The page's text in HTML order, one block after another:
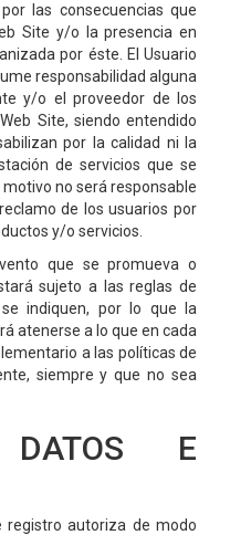
las consecuencias que
Site y/o la presencia en
por éste. El Usuario
responsabilidad alguna
y/o el proveedor de los
Site, siendo entendido
por la calidad ni la
de servicios que se
no será responsable
de los usuarios por
y/o servicios.
que se promueva o
sujeto a las reglas de
indiquen, por lo que la
atenerse a lo que en cada
a las políticas de
siempre y que no sea
E
registro autoriza de modo